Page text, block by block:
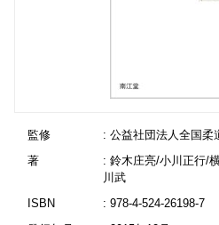
監修
: 公益社団法人全国柔
著
: 鈴木庄亮/小川正行/
川武
ISBN
: 978-4-524-26198-7